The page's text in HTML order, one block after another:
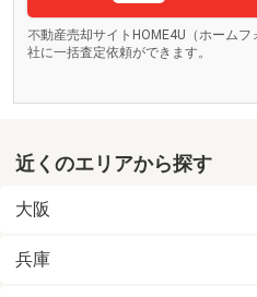
不動産売却サイトHOME4U（ホーム
社に一括査定依頼ができます。
近くのエリアから探す
大阪
兵庫